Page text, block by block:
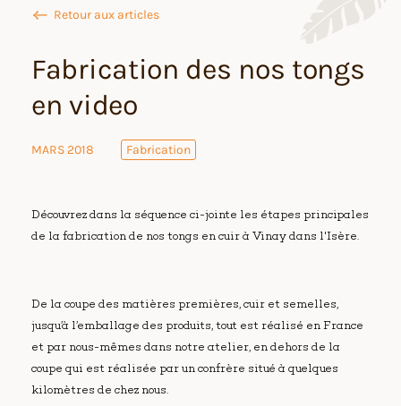
Retour aux articles
Fabrication des nos tongs
en video
MARS 2018 Fabrication
Découvrez dans la séquence ci-jointe les étapes principales
de la fabrication de nos tongs en cuir à Vinay dans l'Isère.
De la coupe des matières premières, cuir et semelles,
jusqu’à l’emballage des produits, tout est réalisé en France
et par nous-mêmes dans notre atelier, en dehors de la
coupe qui est réalisée par un confrère situé à quelques
kilomètres de chez nous.